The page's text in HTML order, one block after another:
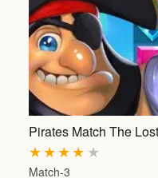
Pirates Match The
★
★
★
★
★
Match-3